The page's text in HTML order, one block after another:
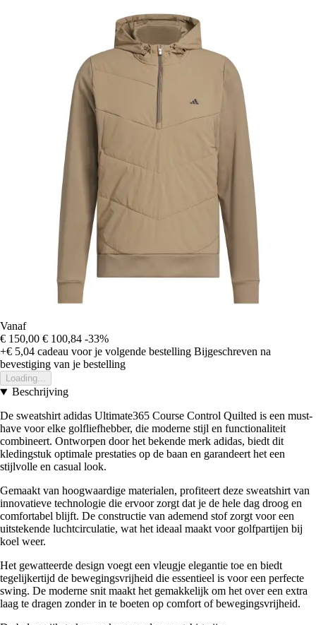
Vanaf
€ 150,00 € 100,84 -33%
+€ 5,04 cadeau voor je volgende bestelling Bijgeschreven na
bevestiging van je bestelling
Loading...
Beschrijving
De sweatshirt adidas Ultimate365 Course Control Quilted is een must-
have voor elke golfliefhebber, die moderne stijl en functionaliteit
combineert. Ontworpen door het bekende merk adidas, biedt dit
kledingstuk optimale prestaties op de baan en garandeert het een
stijlvolle en casual look.
Gemaakt van hoogwaardige materialen, profiteert deze sweatshirt van
innovatieve technologie die ervoor zorgt dat je de hele dag droog en
comfortabel blijft. De constructie van ademend stof zorgt voor een
uitstekende luchtcirculatie, wat het ideaal maakt voor golfpartijen bij
koel weer.
Het gewatteerde design voegt een vleugje elegantie toe en biedt
tegelijkertijd de bewegingsvrijheid die essentieel is voor een perfecte
swing. De moderne snit maakt het gemakkelijk om het over een extra
laag te dragen zonder in te boeten op comfort of bewegingsvrijheid.